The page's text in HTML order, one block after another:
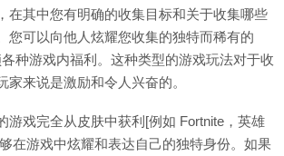
在其中您有明确的收集目标和关于收集哪些
您可以向他人炫耀您收集的独特而稀有的
种游戏内福利。这种类型的游戏玩法对于收
家来说是激励和令人兴奋的。
游戏完全从皮肤中获利[例如 Fortnite，英雄
在游戏中炫耀和表达自己的独特身份。如果